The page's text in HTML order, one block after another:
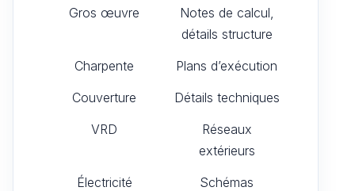
Gros œuvre
Notes de calcul,
détails structure
Charpente
Plans d’exécution
Couverture
Détails techniques
VRD
Réseaux
extérieurs
Électricité
Schémas